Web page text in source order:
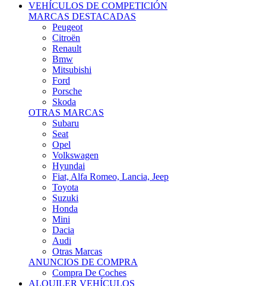
VEHÍCULOS DE COMPETICIÓN
MARCAS DESTACADAS
Peugeot
Citroën
Renault
Bmw
Mitsubishi
Ford
Porsche
Skoda
OTRAS MARCAS
Subaru
Seat
Opel
Volkswagen
Hyundai
Fiat, Alfa Romeo, Lancia, Jeep
Toyota
Suzuki
Honda
Mini
Dacia
Audi
Otras Marcas
ANUNCIOS DE COMPRA
Compra De Coches
ALQUILER VEHÍCULOS